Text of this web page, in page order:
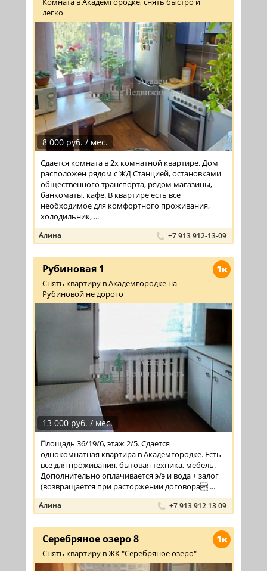
легко
8 000 руб. / мес.
Сдается комната в 2х комнатной квартире. Дом
расположен рядом с ЖД Станцией, остановками
общественного транспорта, рядом магазины,
банкоматы, кафе. В квартире есть все
необходимое для комфортного проживания,
холодильник, ...
Алина +7 913 912-13-09
1к
Рубиновая 1
Снять квартиру в Академгородке на
Рубиновой не дорого
13 000 руб. / мес.
Площадь 36/19/6, этаж 2/5. Сдается
однокомнатная квартира в Академгородке. Есть
все для проживания, бытовая техника, мебель.
Дополнительно оплачивается э/э и вода + залог
(возвращается при расторжении договора ...
Алина +7 913 912 13 09
1к
Серебряное озеро 8
Снять квартиру в ЖК "Серебряное озеро"